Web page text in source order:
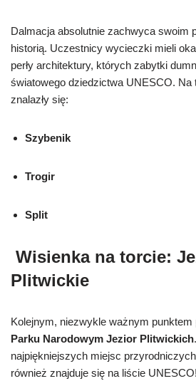
Dalmacja absolutnie zachwyca swoim
historią. Uczestnicy wycieczki mieli
perły architektury, których zabytki
światowego dziedzictwa UNESCO. Na
znalazły się:
Szybenik
Trogir
Split
Wisienka na torcie:
Plitwickie
Kolejnym, niezwykle ważnym punktem
Parku Narodowym Jezior Plitwickich
najpiękniejszych miejsc
również znajduje się na liście